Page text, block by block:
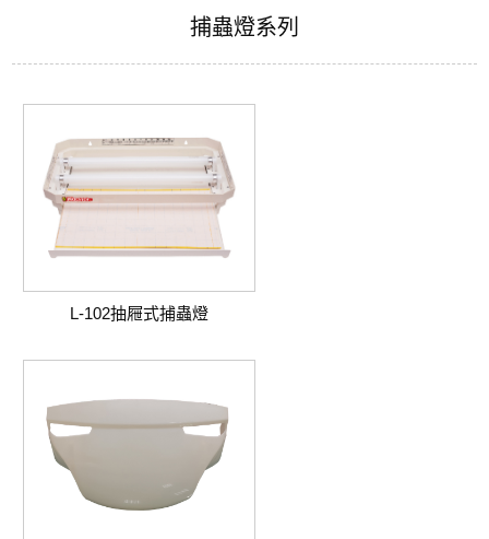
黏鼠板系列
蟑螂屋系列
園藝系列
捕蟲燈系列
L-102抽屜式捕蟲燈